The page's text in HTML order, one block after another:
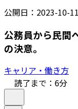
公開日： 2023-10-11
公務員から民間
の決意。
キャリア・働き方
読了まで： 6分